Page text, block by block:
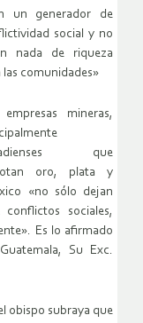
un generador de
social y no
nada de riqueza
las comunidades»
mineras,
que
oro, plata y
«no sólo dejan
sociales,
Es lo afirmado
Su Exc.
obispo subraya que